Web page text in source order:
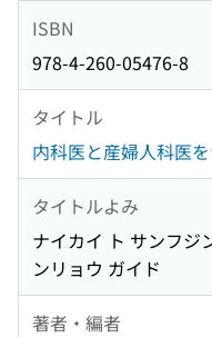
ISBN
978-4-260-05476-8
タイトル
内科医と産婦人科医
タイトルよみ
ナイカイ ト サンフジ
ンリョウ ガイド
著者・編者